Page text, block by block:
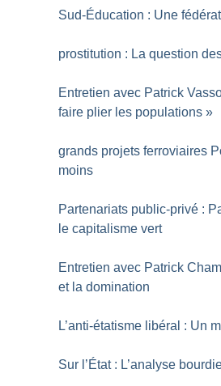
Sud-Éducation : Une
prostitution : La question
Entretien avec Patrick
faire plier les populations »
grands projets ferroviaires
moins
Partenariats public-privé :
le capitalisme vert
Entretien avec Patrick
et la domination
L’anti-étatisme libéral : Un
Sur l’État : L’analyse